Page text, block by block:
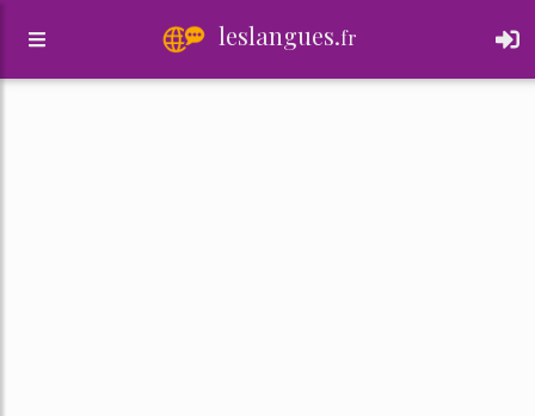
leslangues.fr